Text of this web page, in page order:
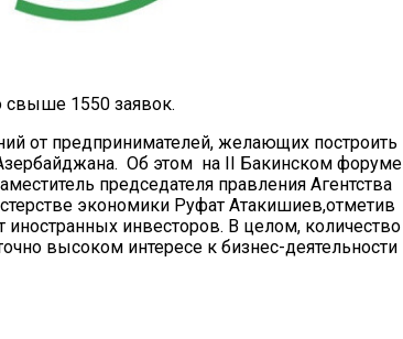
свыше 1550 заявок.
от предпринимателей, желающих построить
Об этом на II Бакинском форуме
председателя правления Агентства
экономики Руфат Атакишиев,отметив
иностранных инвесторов. В целом, количество
высоком интересе к бизнес-деятельности